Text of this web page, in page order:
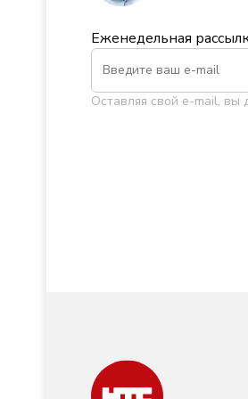
Еженедельная
Оставляя свой e-mail, вы